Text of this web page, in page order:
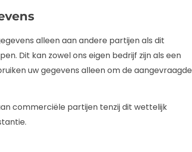
alleen aan andere partijen als dit
Dit kan zowel ons eigen bedrijf zijn als een
uw gegevens alleen om de aangevraagde
commerciële partijen tenzij dit wettelijk